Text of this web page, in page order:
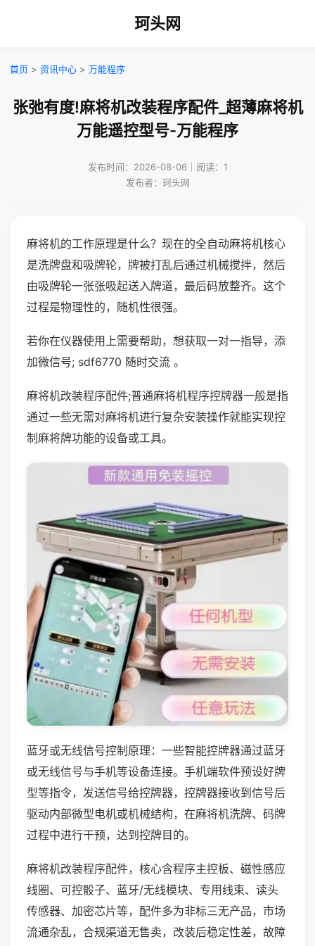
珂头网
首页 > 资讯中心 > 万能程序
张弛有度!麻将机改装程序配件_超薄麻将机
万能遥控型号-万能程序
发布时间：2026-08-06｜阅读：1
发布者：珂头网
麻将机的工作原理是什么？现在的全自动麻将机核心
是洗牌盘和吸牌轮，牌被打乱后通过机械搅拌，然后
由吸牌轮一张张吸起送入牌道，最后码放整齐。这个
过程是物理性的，随机性很强。
若你在仪器使用上需要帮助，想获取一对一指导，添
加微信号; sdf6770 随时交流 。
麻将机改装程序配件;普通麻将机程序控牌器一般是指
通过一些无需对麻将机进行复杂安装操作就能实现控
制麻将牌功能的设备或工具。
蓝牙或无线信号控制原理：一些智能控牌器通过蓝牙
或无线信号与手机等设备连接。手机端软件预设好牌
型等指令，发送信号给控牌器，控牌器接收到信号后
驱动内部微型电机或机械结构，在麻将机洗牌、码牌
过程中进行干预，达到控牌目的。
麻将机改装程序配件，核心含程序主控板、磁性感应
线圈、可控骰子、蓝牙/无线模块、专用线束、读头
传感器、加密芯片等，配件多为非标三无产品，市场
流通杂乱，合规渠道无售卖，改装后稳定性差，故障